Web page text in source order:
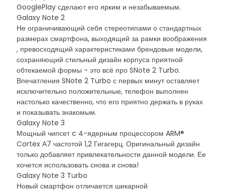
GooglePlay сделают его ярким и незабываемым.
Galaxy Note 2
Не ограничивающий себя стереотипами о стандартных
размерах смартфона, выходящий за рамки воображения
, превосходящий характеристиками брендовые модели,
сохраняющий стильный дизайн корпуса приятной
обтекаемой формы - это всё про SNote 2 Turbo.
Впечатления SNote 2 Turbo с первых минут оставляет
исключительно положительные, телефон выполнен
настолько качественно, что его приятно держать в руках
и показывать знакомым.
Galaxy Note 3
Мощный чипсет c 4-ядерным процессором ARM®
Cortex А7 частотой 1,2 Гигагерц. Оригинальный дизайн
только добавляет привлекательности данной модели. Ее
хочется использовать снова и снова!
Galaxy Note 3 Turbo
Новый смартфон отличается шикарной